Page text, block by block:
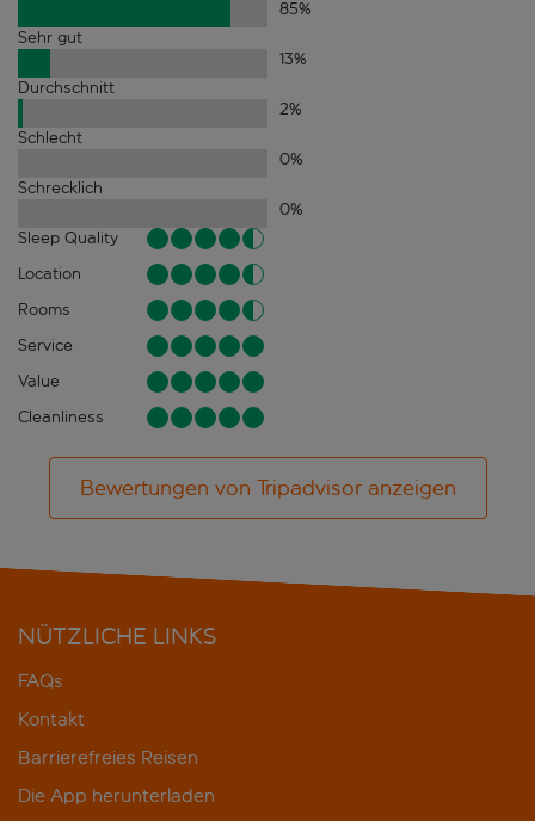
85%
Sehr gut
13%
Durchschnitt
2%
Schlecht
0%
Schrecklich
0%
Sleep Quality
Location
Rooms
Service
Value
Cleanliness
Bewertungen von Tripadvisor anzeigen
NÜTZLICHE LINKS
FAQs
Kontakt
Barrierefreies Reisen
Die App herunterladen